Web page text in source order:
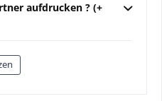
aufdrucken ? (+